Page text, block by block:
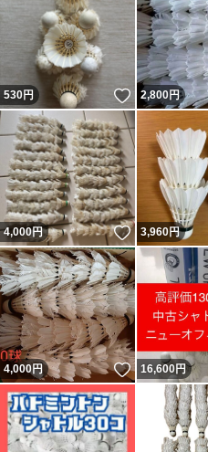
530円 いいね！
2,800円
4,000円 いいね！
3,960円
4,000円 いいね！
16,600円